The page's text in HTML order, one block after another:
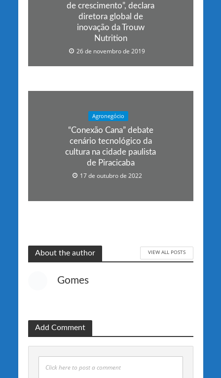
de crescimento”, declara
diretora global de
inovação da Trouw
Nutrition
26 de novembro de 2019
Agronegócio
“Conexão Cana” debate
cenário tecnológico da
cultura na cidade paulista
de Piracicaba
17 de outubro de 2022
About the author VIEW ALL POSTS
Gomes
Add Comment
Click here to post a comment